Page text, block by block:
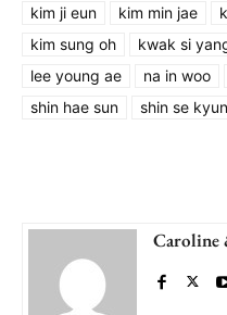
kim ji eun
kim min jae
kim sung oh
kwak si
lee young ae
na in woo
shin hae sun
shin se
Caroline